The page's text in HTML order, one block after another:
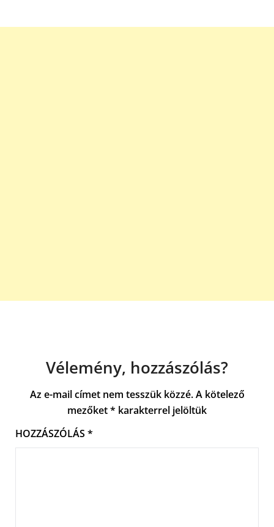
Vélemény, hozzászólás?
Az e-mail címet nem tesszük közzé. A kötelező
mezőket* karakterrel jelöltük
HOZZÁSZÓLÁS *